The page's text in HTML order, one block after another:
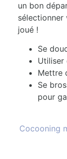
un bon
sélectionner
joué !
Se
Utiliser
Mettre
Se
pour
Cocooning